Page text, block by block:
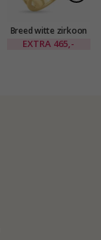
Breed witte zirkoon
gouden ring in 8
EXTRA 465,-